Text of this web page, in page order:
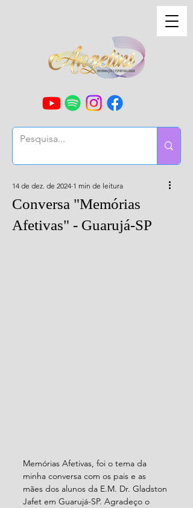
Conversa "Memórias
Afetivas" - Guarujá-SP
14 de dez. de 2024 1 min de leitura
Memórias Afetivas, foi o tema da
minha conversa com os pais e as
mães dos alunos da E.M. Dr. Gladston
Jafet em Guarujá-SP. Agradeço o